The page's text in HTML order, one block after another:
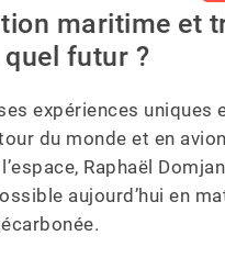
maritime et
quel futur ?
expériences uniques
du monde et en
Raphaël
aujourd’hui en